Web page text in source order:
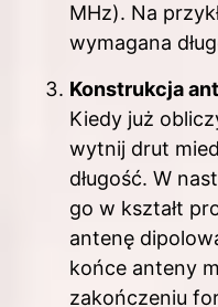
MHz). Na
wymagana
Konstrukcja
Kiedy już
wytnij drut
długość. W
go w kształt
antenę
końce anteny
zakończeniu